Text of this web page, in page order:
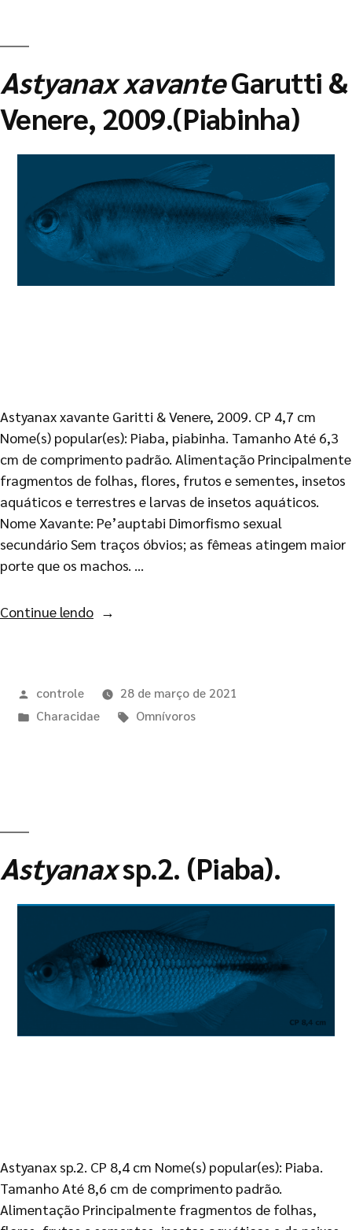
Astyanax xavanteGarutti &
Venere, 2009.(Piabinha)
Astyanax xavante Garitti & Venere, 2009. CP 4,7 cm
Nome(s) popular(es): Piaba, piabinha. Tamanho Até 6,3
cm de comprimento padrão. Alimentação Principalmente
fragmentos de folhas, flores, frutos e sementes, insetos
aquáticos e terrestres e larvas de insetos aquáticos.
Nome Xavante: Pe’auptabi Dimorfismo sexual
secundário Sem traços óbvios; as fêmeas atingem maior
porte que os machos. …
Continue lendo
controle
28 de março de 2021
Characidae
Omnívoros
Astyanaxsp.2. (Piaba).
Astyanax sp.2. CP 8,4 cm Nome(s) popular(es): Piaba.
Tamanho Até 8,6 cm de comprimento padrão.
Alimentação Principalmente fragmentos de folhas,